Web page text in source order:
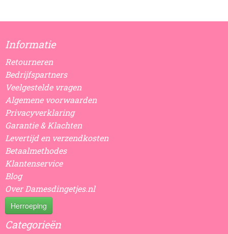
Informatie
Retourneren
Bedrijfspartners
Veelgestelde vragen
Algemene voorwaarden
Privacyverklaring
Garantie & Klachten
Levertijd en verzendkosten
Betaalmethodes
Klantenservice
Blog
Over Damesdingetjes.nl
Herroeping
Categorieën